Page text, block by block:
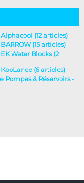
(12 articles)
(15 articles)
Water Blocks (2
(6 articles)
Pompes & Réservoirs -